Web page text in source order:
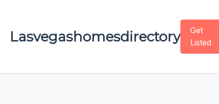
Lasvegashomesdirectory
Get
Listed